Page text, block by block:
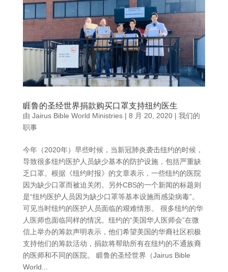
睚鲁的圣经世界捐款购买口罩支持纽约医生
由 Jairus Bible World Ministries| 8 月 20, 2020| 我们的
职事
今年（2020年）早些时候，当新冠肺炎袭击纽约的时候，
导致很多纽约医护人员缺少基本的防护设施，包括严重缺
乏口罩。根据《纽约时报》的文章表示，一些纽约的医院
因为缺少口罩而被迫关闭。另外CBS的一个新闻的标题则
是“纽约医护人员因为缺少口罩等基本设施而感染病毒”。
可见当时纽约的医护人员面临的艰难情形。 很多纽约的华
人医师也面临同样的情况。纽约的“美国华人医师会”在微
信上举办的筹款声明表示，他们希望美国的华裔社区积极
支持他们的筹款活动，捐款将帮助所有在纽约的不通族裔
的医师和不同的医院。 睚鲁的圣经世界（Jairus Bible
World...